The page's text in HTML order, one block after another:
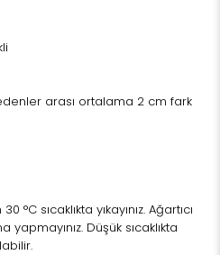
arası ortalama 2 cm fark
°C sıcaklıkta yıkayınız. Ağartıcı
yapmayınız. Düşük sıcaklıkta